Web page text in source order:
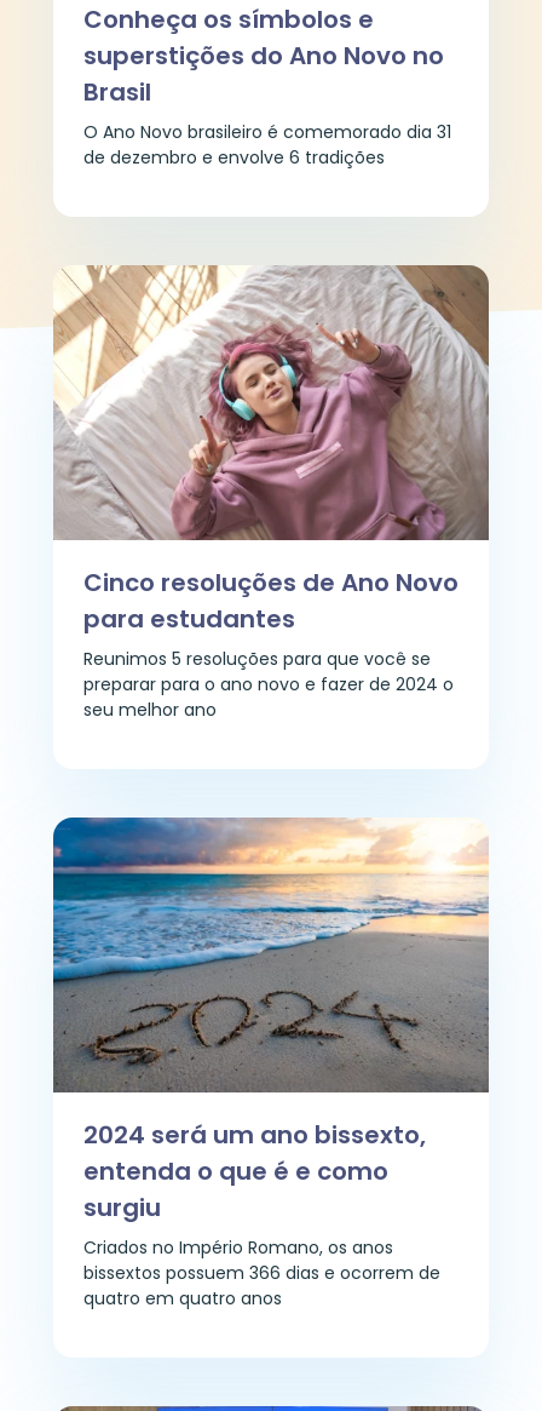
Conheça os símbolos e
superstições do Ano Novo no
Brasil
O Ano Novo brasileiro é comemorado dia 31
de dezembro e envolve 6 tradições
Cinco resoluções de Ano Novo
para estudantes
Reunimos 5 resoluções para que você se
preparar para o ano novo e fazer de 2024 o
seu melhor ano
2024 será um ano bissexto,
entenda o que é e como
surgiu
Criados no Império Romano, os anos
bissextos possuem 366 dias e ocorrem de
quatro em quatro anos